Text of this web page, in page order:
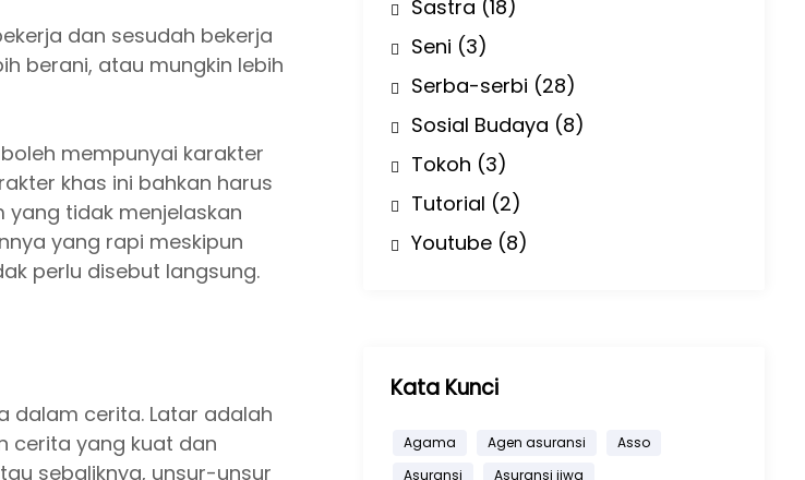
dan sesudah bekerja
berani, atau mungkin lebih
mempunyai karakter
khas ini bahkan harus
yang tidak menjelaskan
yang rapi meskipun
perlu disebut langsung.
dalam cerita. Latar adalah
cerita yang kuat dan
sebaliknya, unsur-unsur
Sastra (18)
Seni (3)
Serba-serbi (28)
Sosial Budaya (8)
Tokoh (3)
Tutorial (2)
Youtube (8)
Kata Kunci
Agama Agen asuransi
Asso
Asuransi
Asuransi jiwa